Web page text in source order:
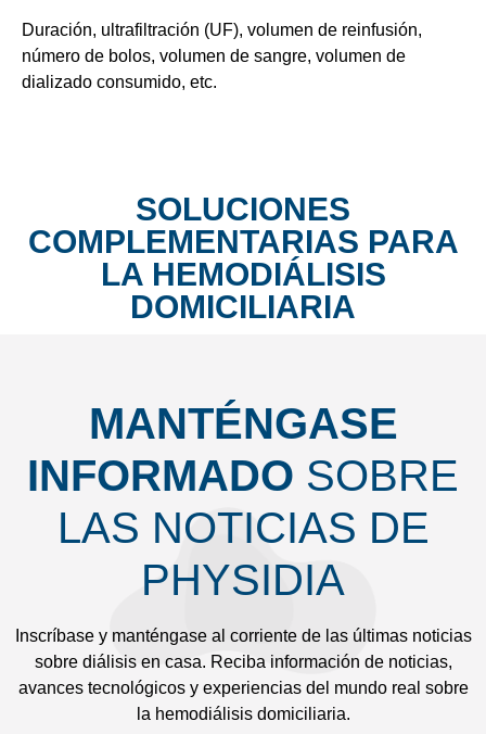
Duración, ultrafiltración (UF), volumen de reinfusión,
número de bolos, volumen de sangre, volumen de
dializado consumido, etc.
SOLUCIONES
COMPLEMENTARIAS PARA
LA HEMODIÁLISIS
DOMICILIARIA
MANTÉNGASE
INFORMADO SOBRE
LAS NOTICIAS DE
PHYSIDIA
Inscríbase y manténgase al corriente de las últimas noticias
sobre diálisis en casa. Reciba información de noticias,
avances tecnológicos y experiencias del mundo real sobre
la hemodiálisis domiciliaria.